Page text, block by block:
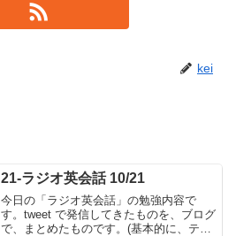
kei
21-ラジオ英会話 10/21
今日の「ラジオ英会話」の勉強内容で
す。tweet で発信してきたものを、ブログ
で、まとめたものです。(基本的に、テキ